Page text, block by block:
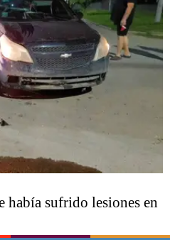
había sufrido lesiones en